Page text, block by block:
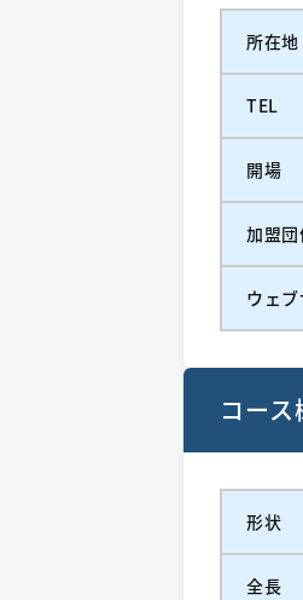
所在地
TEL
開場
加盟団
ウェ
コース
形状
全長